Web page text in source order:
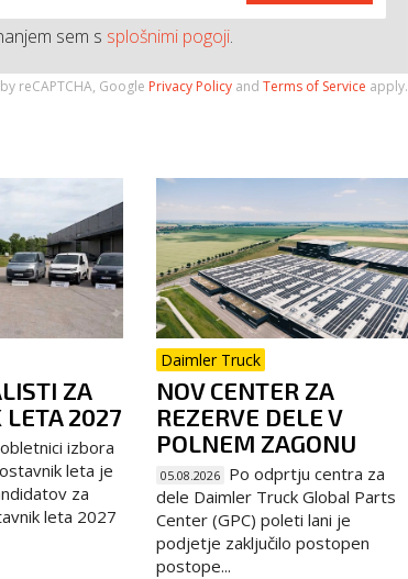
sem s splošnimi pogoji.
reCAPTCHA, Google Privacy Policy andTerms of Service apply.
ZA
LETA 2027
izbora
leta je
za
leta 2027
Daimler Truck
NOV CENTER ZA
REZERVE DELE V
POLNEM ZAGONU
05.08.2026 Po odprtju centra za
dele Daimler Truck Global Parts
Center (GPC) poleti lani je
podjetje zaključilo postopen
postope...